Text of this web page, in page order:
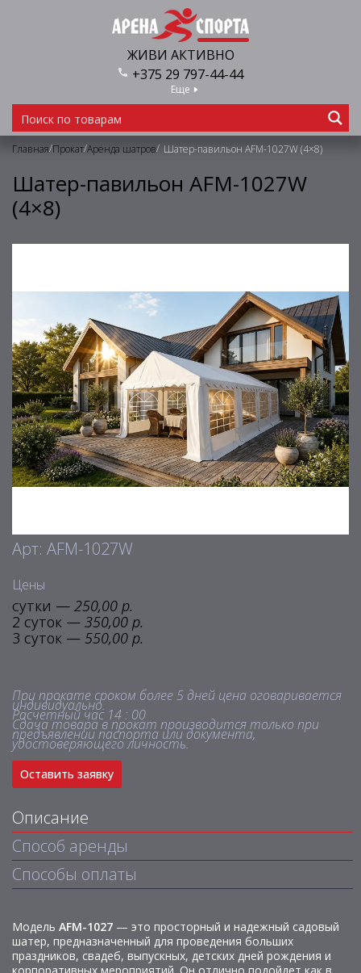
ЖИВИ АКТИВНО
+375 29 797-44-44
Еще
Главная/Прокат/Аренда шатров/ Шатер-павильон AFM-1027W (4×8)
Шатер-павильон AFM-1027W
(4×8)
Арт: AFM-1027W
Цены
сутки — 250,00 р.
2 суток — 350,00 р.
3 суток — 550,00 р.
При прокате сроком более 5 дней цена оговаривается
индивидуально.
Расчетный час 14 : 00
Сдача товара в прокат производится только при
предъявлении паспорта или документа,
удостоверяющего личность.
Оставить заявку
Описание
Способ аренды
Способы оплаты
Модель AFM-1027 — это просторный и надежный садовый
шатер, предназначенный для проведения больших
праздников, свадеб, выпускных, детских дней рождения и